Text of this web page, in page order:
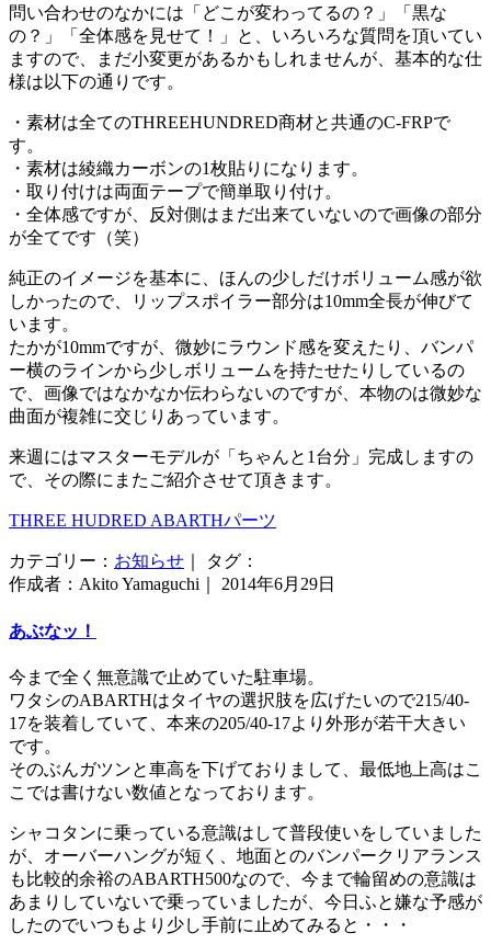
問い合わせのなかには「どこが変わってるの？」「黒な
の？」「全体感を見せて！」と、いろいろな質問を頂いてい
ますので、まだ小変更があるかもしれませんが、基本的な仕
様は以下の通りです。
・素材は全てのTHREEHUNDRED商材と共通のC-FRPで
す。
・素材は綾織カーボンの1枚貼りになります。
・取り付けは両面テープで簡単取り付け。
・全体感ですが、反対側はまだ出来ていないので画像の部分
が全てです（笑）
純正のイメージを基本に、ほんの少しだけボリューム感が欲
しかったので、リップスポイラー部分は10mm全長が伸びて
います。
たかが10mmですが、微妙にラウンド感を変えたり、バンパ
ー横のラインから少しボリュームを持たせたりしているの
で、画像ではなかなか伝わらないのですが、本物のは微妙な
曲面が複雑に交じりあっています。
来週にはマスターモデルが「ちゃんと1台分」完成しますの
で、その際にまたご紹介させて頂きます。
THREE HUDRED ABARTHパーツ
カテゴリー： お知らせ ｜ タグ：
作成者：Akito Yamaguchi｜ 2014年6月29日
あぶなッ！
今まで全く無意識で止めていた駐車場。
ワタシのABARTHはタイヤの選択肢を広げたいので215/40-
17を装着していて、本来の205/40-17より外形が若干大きい
です。
そのぶんガツンと車高を下げておりまして、最低地上高はこ
こでは書けない数値となっております。
シャコタンに乗っている意識はして普段使いをしていました
が、オーバーハングが短く、地面とのバンパークリアランス
も比較的余裕のABARTH500なので、今まで輪留めの意識は
あまりしていないで乗っていましたが、今日ふと嫌な予感が
したのでいつもより少し手前に止めてみると・・・